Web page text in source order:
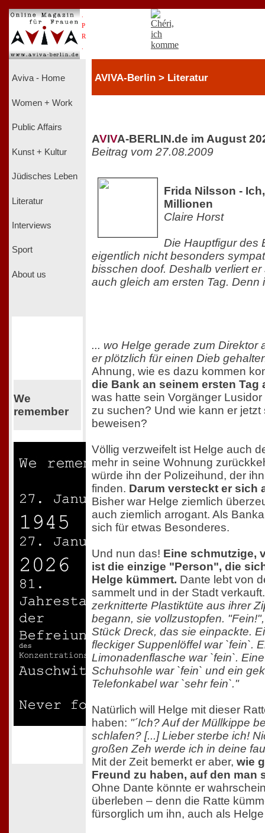
P
R
Aviva - Home
Women + Work
Public Affairs
Kunst + Kultur
Jüdisches Leben
Literatur
Interviews
Sport
About us
We
remember
AVIVA-Berlin > Literatur
AVIVA-BERLIN.de im August
Beitrag vom 27.08.2009
Frida Nilsson -
Millionen
Claire Horst
Die Hauptfigur des
eigentlich nicht besonders
bisschen doof. Deshalb verliert
auch gleich am ersten Tag. Denn
... wo Helge gerade zum Direktor
er plötzlich für einen Dieb
Ahnung, wie es dazu kommen
die Bank an seinem ersten Tag
was hatte sein Vorgänger
zu suchen? Und wie kann er
beweisen?
Völlig verzweifelt ist Helge auch
mehr in seine Wohnung
würde ihn der Polizeihund, der
finden. Darum versteckt er sich
Bisher war Helge ziemlich
auch ziemlich arrogant. Als
sich für etwas Besonderes.
Und nun das! Eine schmutzige,
ist die einzige "Person", die
Helge kümmert. Dante lebt von
sammelt und in der Stadt
zerknitterte Plastiktüte aus ihrer
begann, sie vollzustopfen. "Fein!"
Stück Dreck, das sie einpackte.
fleckiger Suppenlöffel war `fein`.
Limonadenflasche war `fein`.
Schuhsohle war `fein` und ein
Telefonkabel war `sehr fein`."
Natürlich will Helge mit dieser
haben: "´Ich? Auf der Müllkippe
schlafen? [...] Lieber sterbe ich!
großen Zeh werde ich in deine
Mit der Zeit bemerkt er aber, wie
Freund zu haben, auf den man
Ohne Dante könnte er
überleben – denn die Ratte
fürsorglich um ihn, auch als